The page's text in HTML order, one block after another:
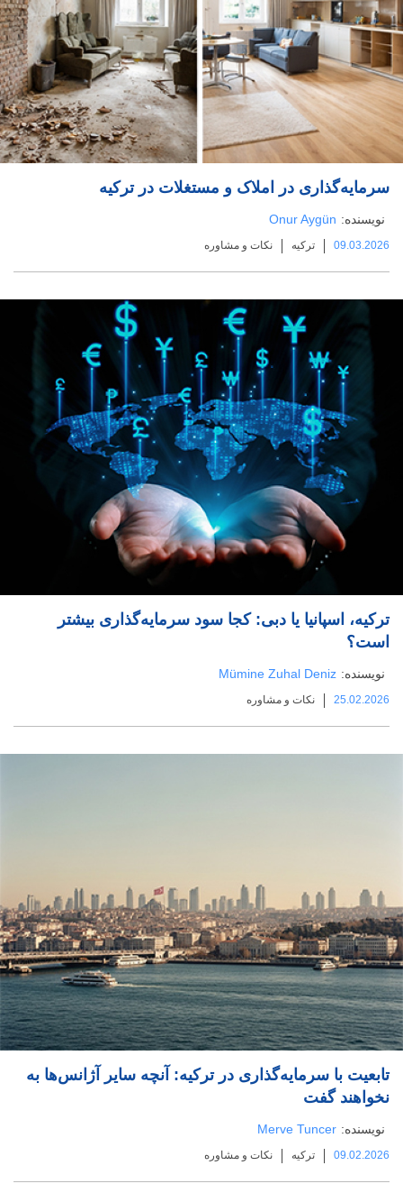
سرمایه‌گذاری در املاک و مستغلات در ترکیه
نویسنده: Onur Aygün
09.03.2026 ترکیه نکات و مشاوره
ترکیه، اسپانیا یا دبی: کجا سود سرمایه‌گذاری بیشتر
است؟
نویسنده: Mümine Zuhal Deniz
25.02.2026 نکات و مشاوره
تابعیت با سرمایه‌گذاری در ترکیه: آنچه سایر آژانس‌ها به
نخواهند گفت
نویسنده: Merve Tuncer
09.02.2026 ترکیه نکات و مشاوره